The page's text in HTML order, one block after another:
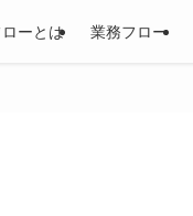
ーとは 業務フロー